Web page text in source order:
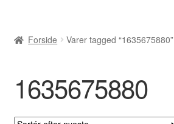
Betalinger
Kasse
Klage
Forside Varer tagged “1635675880”
1635675880